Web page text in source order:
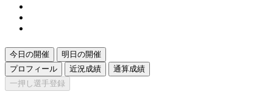
今日の開催
明日の開催
プロフィール
近況成績
通算成績
一押し選手登録